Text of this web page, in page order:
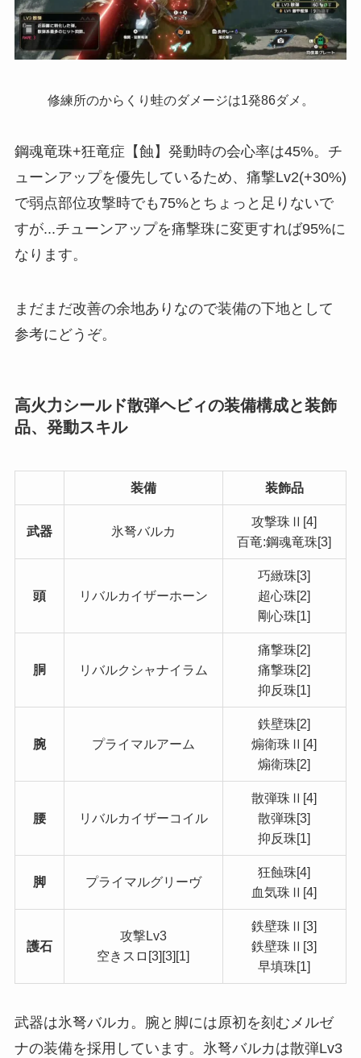
修練所のからくり蛙のダメージは1発86ダメ。
鋼魂竜珠+狂竜症【蝕】発動時の会心率は45%。チ
ューンアップを優先しているため、痛撃Lv2(+30%)
で弱点部位攻撃時でも75%とちょっと足りないで
すが...チューンアップを痛撃珠に変更すれば95%に
なります。
まだまだ改善の余地ありなので装備の下地として
参考にどうぞ。
高火力シールド散弾ヘビィの装備構成と装飾
品、発動スキル
装備 装飾品
武器 氷弩バルカ
攻撃珠Ⅱ[4]
百竜:鋼魂竜珠[3]
頭 リバルカイザーホーン
巧緻珠[3]
超心珠[2]
剛心珠[1]
胴 リバルクシャナイラム
痛撃珠[2]
痛撃珠[2]
抑反珠[1]
腕 プライマルアーム
鉄壁珠[2]
煽衛珠Ⅱ[4]
煽衛珠[2]
腰 リバルカイザーコイル
散弾珠Ⅱ[4]
散弾珠[3]
抑反珠[1]
脚 プライマルグリーヴ
狂蝕珠[4]
血気珠Ⅱ[4]
護石
攻撃Lv3
空きスロ[3][3][1]
鉄壁珠Ⅱ[3]
鉄壁珠Ⅱ[3]
早填珠[1]
武器は氷弩バルカ。腕と脚には原初を刻むメルゼ
ナの装備を採用しています。氷弩バルカは散弾Lv3